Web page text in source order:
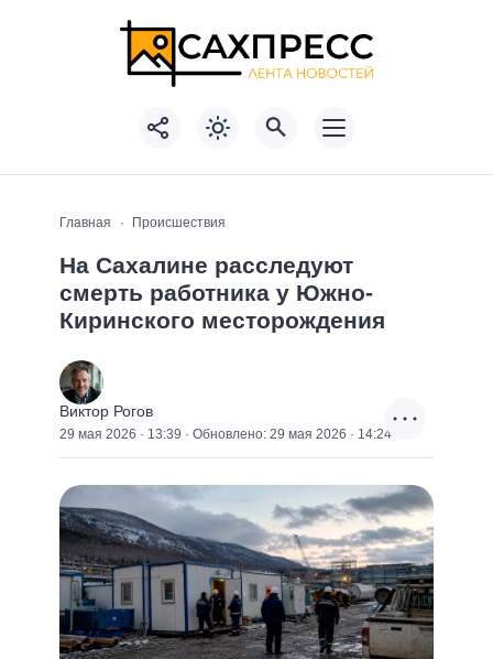
Главная Происшествия
На Сахалине расследуют
смерть работника у Южно-
Киринского месторождения
Виктор Рогов
29 мая 2026 · 13:39 · Обновлено: 29 мая 2026 · 14:24